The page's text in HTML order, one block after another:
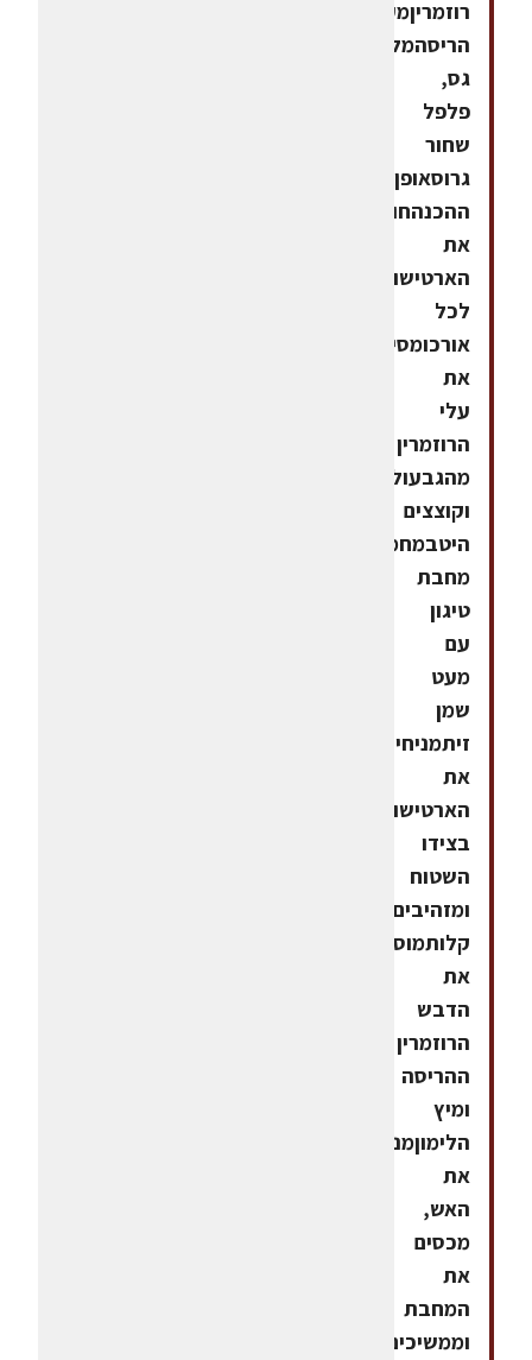
רוזמריןמעט
הריסהמלח
גס,
פלפל
שחור
גרוסאופן
ההכנהחוצים
את
הארטישוק
לכל
אורכומסירים
את
עלי
הרוזמרין
מהגבעולים
וקוצצים
היטבמחממים
מחבת
טיגון
עם
מעט
שמן
זיתמניחים
את
הארטישוק
בצידו
השטוח
ומזהיבים
קלותמוסיפים
את
הדבש
הרוזמרין
ההריסה
ומיץ
הלימוןמנמיכים
את
האש,
מכסים
את
המחבת
וממשיכים